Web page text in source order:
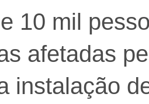
10 mil
afetadas
instalação